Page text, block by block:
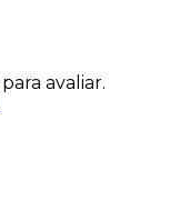
para avaliar.